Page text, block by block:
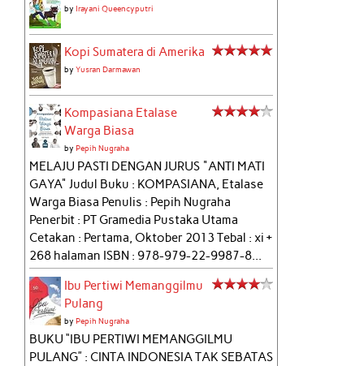
byIrayani Queencyputri
Kopi Sumatera di Amerika
byYusran Darmawan
Kompasiana Etalase
Warga Biasa
byPepih Nugraha
MELAJU PASTI DENGAN JURUS "ANTI MATI
GAYA" Judul Buku : KOMPASIANA, Etalase
Warga Biasa Penulis : Pepih Nugraha
Penerbit : PT Gramedia Pustaka Utama
Cetakan : Pertama, Oktober 2013 Tebal : xi +
268 halaman ISBN : 978-979-22-9987-8...
Ibu Pertiwi Memanggilmu
Pulang
byPepih Nugraha
BUKU “IBU PERTIWI MEMANGGILMU
PULANG” : CINTA INDONESIA TAK SEBATAS